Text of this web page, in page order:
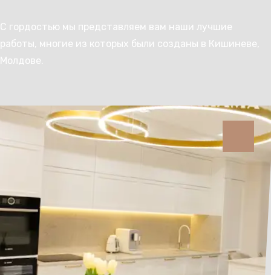
С гордостью мы представляем вам наши лучшие
работы, многие из которых были созданы в Кишиневе,
Молдове.